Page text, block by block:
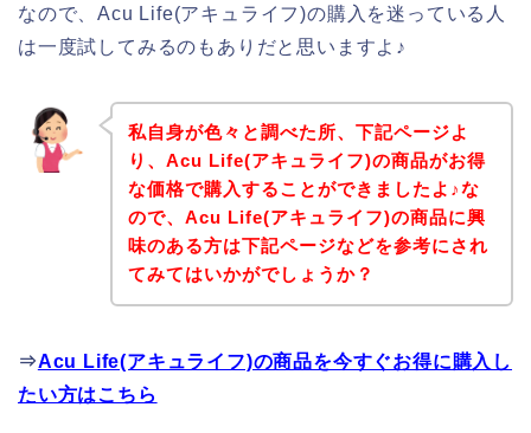
なので、Acu Life(アキュライフ)の購入を迷っている人
は一度試してみるのもありだと思いますよ♪
私自身が色々と調べた所、下記ページよ
り、Acu Life(アキュライフ)の商品がお得
な価格で購入することができましたよ♪な
ので、Acu Life(アキュライフ)の商品に興
味のある方は下記ページなどを参考にされ
てみてはいかがでしょうか？
⇒Acu Life(アキュライフ)の商品を今すぐお得に購入し
たい方はこちら